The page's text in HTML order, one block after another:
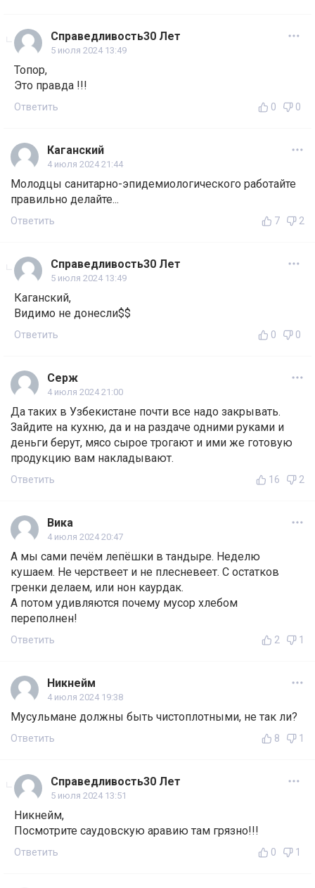
Справедливость30 Лет
5 июля 2024 13:49
Топор,
Это правда !!!
Ответить 0 0
Каганский
4 июля 2024 21:44
Молодцы санитарно-эпидемиологического работайте
правильно делайте...
Ответить 7 2
Справедливость30 Лет
5 июля 2024 13:49
Каганский,
Видимо не донесли$$
Ответить 0 0
Серж
4 июля 2024 21:00
Да таких в Узбекистане почти все надо закрывать.
Зайдите на кухню, да и на раздаче одними руками и
деньги берут, мясо сырое трогают и ими же готовую
продукцию вам накладывают.
Ответить 16 2
Вика
4 июля 2024 20:47
А мы сами печём лепёшки в тандыре. Неделю
кушаем. Не черствеет и не плесневеет. С остатков
гренки делаем, или нон каурдак.
А потом удивляются почему мусор хлебом
переполнен!
Ответить 2 1
Никнейм
4 июля 2024 19:38
Мусульмане должны быть чистоплотными, не так ли?
Ответить 8 1
Справедливость30 Лет
5 июля 2024 13:51
Никнейм,
Посмотрите саудовскую аравию там грязно!!!
Ответить 0 1